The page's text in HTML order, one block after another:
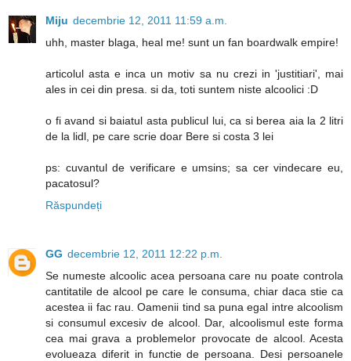
Miju decembrie 12, 2011 11:59 a.m.
uhh, master blaga, heal me! sunt un fan boardwalk empire!
articolul asta e inca un motiv sa nu crezi in 'justitiari', mai
ales in cei din presa. si da, toti suntem niste alcoolici :D
o fi avand si baiatul asta publicul lui, ca si berea aia la 2 litri
de la lidl, pe care scrie doar Bere si costa 3 lei
ps: cuvantul de verificare e umsins; sa cer vindecare eu,
pacatosul?
Răspundeți
GG decembrie 12, 2011 12:22 p.m.
Se numeste alcoolic acea persoana care nu poate controla
cantitatile de alcool pe care le consuma, chiar daca stie ca
acestea ii fac rau. Oamenii tind sa puna egal intre alcoolism
si consumul excesiv de alcool. Dar, alcoolismul este forma
cea mai grava a problemelor provocate de alcool. Acesta
evolueaza diferit in functie de persoana. Desi persoanele